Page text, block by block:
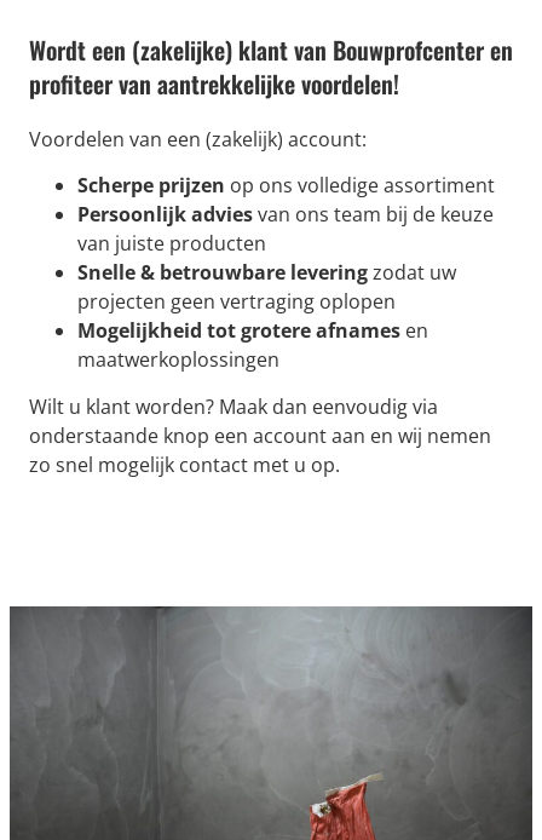
Wordt een (zakelijke) klant van Bouwprofcenter en
profiteer van aantrekkelijke voordelen!
Voordelen van een (zakelijk) account:
Scherpe prijzen op ons volledige assortiment
Persoonlijk adviesvan ons team bij de keuze
van juiste producten
Snelle & betrouwbare leveringzodat uw
projecten geen vertraging oplopen
Mogelijkheid tot grotere afnames en
maatwerkoplossingen
Wilt u klant worden? Maak dan eenvoudig via
onderstaande knop een account aan en wij nemen
zo snel mogelijk contact met u op.